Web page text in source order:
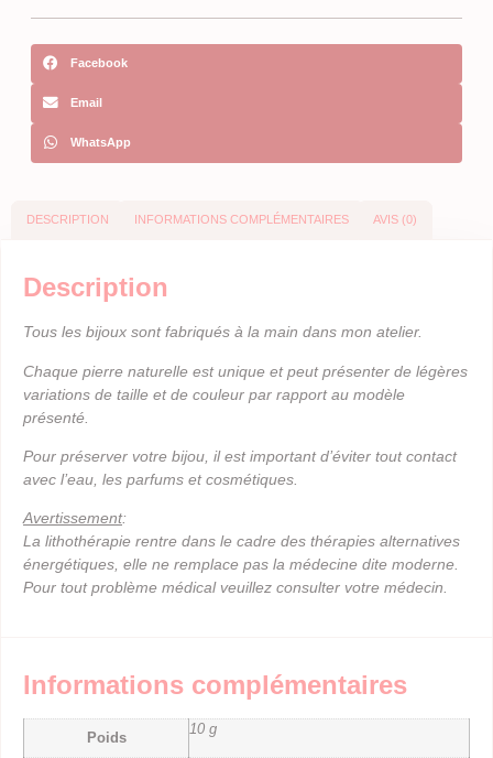
Onyx
Facebook
Email
WhatsApp
DESCRIPTION INFORMATIONS COMPLÉMENTAIRES AVIS (0)
Description
Tous les bijoux sont fabriqués à la main dans mon atelier.
Chaque pierre naturelle est unique et peut présenter de légères
variations de taille et de couleur par rapport au modèle
présenté.
Pour préserver votre bijou, il est important d’éviter tout contact
avec l’eau, les parfums et cosmétiques.
Avertissement:
La lithothérapie rentre dans le cadre des thérapies alternatives
énergétiques, elle ne remplace pas la médecine dite moderne.
Pour tout problème médical veuillez consulter votre médecin.
Informations complémentaires
Poids
10 g